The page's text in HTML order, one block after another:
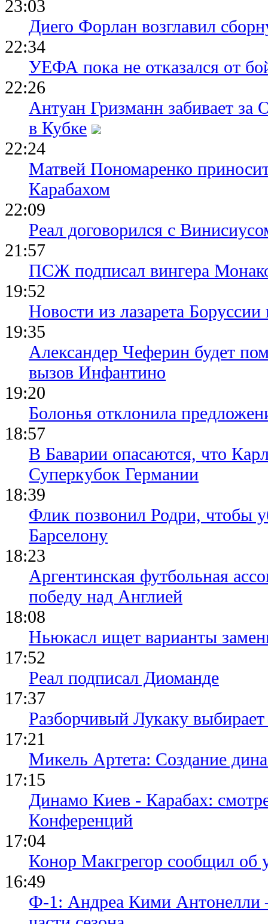
23:03
Диего Форлан возглавил
22:34
УЕФА пока не отказался от
22:26
Антуан Гризманн забивает за
в Кубке
22:24
Матвей Пономаренко
Карабахом
22:09
Реал договорился с
21:57
ПСЖ подписал вингера
19:52
Новости из лазарета
19:35
Александер Чеферин будет
вызов Инфантино
19:20
Болонья отклонила
18:57
В Баварии опасаются, что
Суперкубок Германии
18:39
Флик позвонил Родри, чтобы
Барселону
18:23
Аргентинская футбольная
победу над Англией
18:08
Ньюкасл ищет варианты
17:52
Реал подписал Диоманде
17:37
Разборчивый Лукаку
17:21
Микель Артета: Создание
17:15
Динамо Киев - Карабах:
Конференций
17:04
Конор Макгрегор сообщил об
16:49
Ф-1: Андреа Кими Антонелли